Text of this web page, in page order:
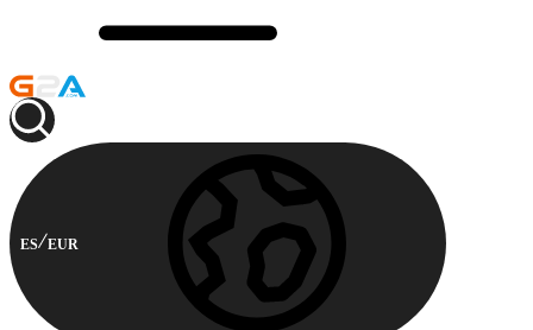
ES EUR